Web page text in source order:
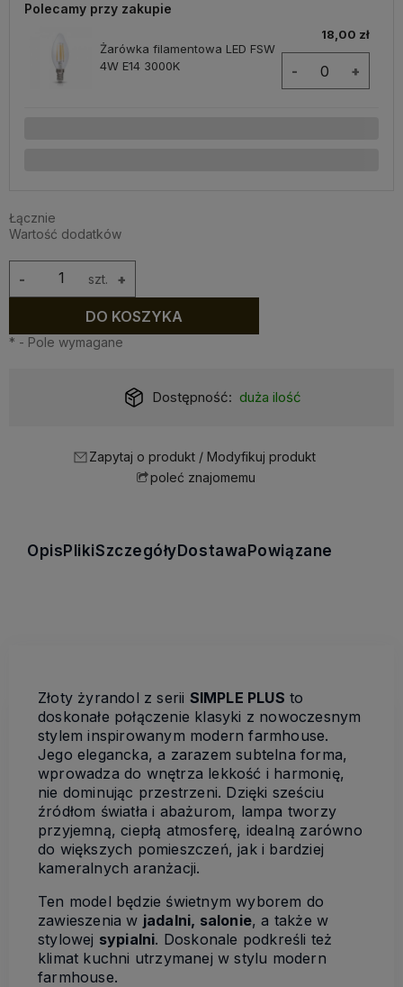
Polecamy przy zakupie
Żarówka filamentowa LED FSW
4W E14 3000K
18,00 zł
- +
Łącznie
Wartość dodatków
szt. +
-
DO KOSZYKA
* - Pole wymagane
Dostępność: duża ilość
Zapytaj o produkt / Modyfikuj produkt
poleć znajomemu
Opis PlikiSzczegóły Dostawa Powiązane
Złoty żyrandol z serii SIMPLE PLUS to
doskonałe połączenie klasyki z nowoczesnym
stylem inspirowanym modern farmhouse.
Jego elegancka, a zarazem subtelna forma,
wprowadza do wnętrza lekkość i harmonię,
nie dominując przestrzeni. Dzięki sześciu
źródłom światła i abażurom, lampa tworzy
przyjemną, ciepłą atmosferę, idealną zarówno
do większych pomieszczeń, jak i bardziej
kameralnych aranżacji.
Ten model będzie świetnym wyborem do
zawieszenia w jadalni, salonie, a także w
stylowej sypialni. Doskonale podkreśli też
klimat kuchni utrzymanej w stylu modern
farmhouse.